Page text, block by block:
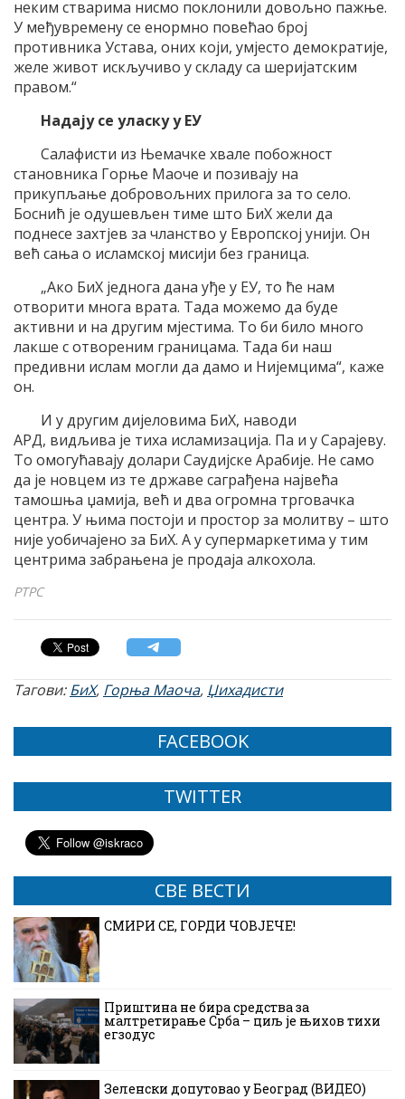
неким стварима нисмо поклонили довољно пажње.
У међувремену се енормно повећао број
противника Устава, оних који, умјесто демократије,
желе живот искључиво у складу са шеријатским
правом.“
Надају се уласку у ЕУ
Салафисти из Њемачке хвале побожност
становника Горње Маоче и позивају на
прикупљање добровољних прилога за то село.
Боснић је одушевљен тиме што БиХ жели да
поднесе захтјев за чланство у Европској унији. Он
већ сања о исламској мисији без граница.
„Ако БиХ једнога дана уђе у ЕУ, то ће нам
отворити многа врата. Тада можемо да буде
активни и на другим мјестима. То би било много
лакше с отвореним границама. Тада би наш
предивни ислам могли да дамо и Нијемцима“, каже
он.
И у другим дијеловима БиХ, наводи
АРД, видљива је тиха исламизација. Па и у Сарајеву.
То омогућавају долари Саудијске Арабије. Не само
да је новцем из те државе саграђена највећа
тамошња џамија, већ и два огромна трговачка
центра. У њима постоји и простор за молитву – што
није уобичајено за БиХ. А у супермаркетима у тим
центрима забрањена је продаја алкохола.
РТРС
Тагови:БиХ, Горња Маоча, Џихадисти
FACEBOOK
TWITTER
СВЕ ВЕСТИ
СМИРИ СЕ, ГОРДИ ЧОВЈЕЧЕ!
Приштина не бира средства за
малтретирање Срба – циљ је њихов тихи
егзодус
Зеленски допутовао у Београд (ВИДЕО)